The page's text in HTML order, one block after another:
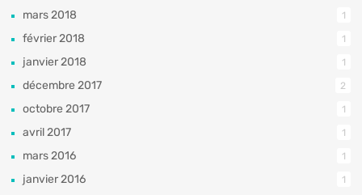
mars 2018 1
février 2018 1
janvier 2018 1
décembre 2017 2
octobre 2017 1
avril 2017 1
mars 2016 1
janvier 2016 1